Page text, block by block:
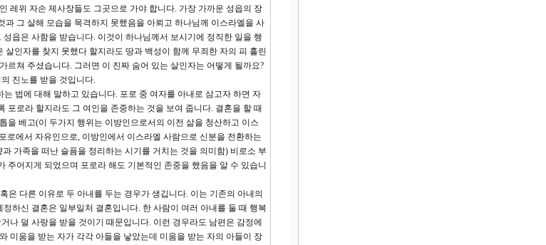
레위 자손 제사장들도 그곳으로 가야 합니다. 가장 가까운 성읍의 장
그 살해 모습을 목격하지 못했음을 아뢰고 하나님께 이스라엘을 사
읍은 사함을 받습니다. 이것이 하나님께서 보시기에 정직한 일을 행
인자를 찾지 못했다 할지라도 땅과 백성이 함께 무죄한 자의 피 흘린
쳐 주셨습니다. 그러면 이 진짜 숨어 있는 살인자는 어떻게 될까요?
진노를 받을 것입니다.
법에 대해 말하고 있습니다. 포로 중 여자를 아내로 삼고자 하면 자
로라 할지라도 그 여인을 존중하는 것을 보여 줍니다. 결혼을 할 때
을 베고(이 두가지 행위는 이방인으로서의 이전 삶을 청산하고 이스
에서 자유인으로, 이방인에서 이스라엘 사람으로 신분을 전환하는
가족을 떠난 슬픔을 정리하는 시기를 거치는 것을 의미함) 비로소 부
어지게 되었으며 포로라 해도 기본적인 존중을 했음을 알 수 있습니
은 다른 이유로 두 아내를 두는 경우가 생깁니다. 이는 기존의 아내의
하신 결혼은 일부일처 결혼입니다. 한 사람이 여러 아내를 둘 때 행복
나 덜 사랑을 받을 것이기 때문입니다. 이런 경우라도 남편은 감정에
미움을 받는 자가 각각 아들을 낳았는데 미움을 받는 자의 아들이 장